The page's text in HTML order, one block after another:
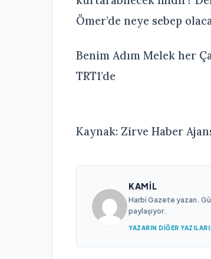
Ömer’de neye sebep
Benim Adım Melek her
TRT1’de
Kaynak: Zirve Haber
KAMIL
Harbi Gazete yazarı.
paylaşıyor.
YAZARIN DIĞER YAZILARI